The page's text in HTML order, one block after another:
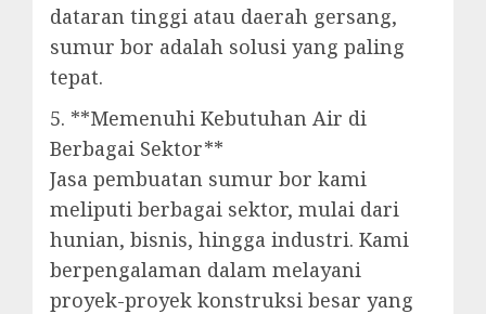
dataran tinggi atau daerah gersang,
sumur bor adalah solusi yang paling
tepat.
5. **Memenuhi Kebutuhan Air di
Berbagai Sektor**
Jasa pembuatan sumur bor kami
meliputi berbagai sektor, mulai dari
hunian, bisnis, hingga industri. Kami
berpengalaman dalam melayani
proyek-proyek konstruksi besar yang